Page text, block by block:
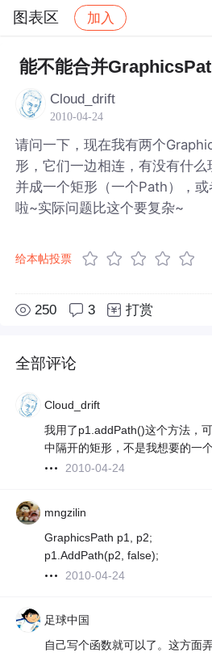
图表区 加入
社区 图表区 帖子详情
能不能合并
Cloud_drift
2010-04-24
请问一下，现在我有两个
形，它们一边相连，有没有什
并成一个矩形（一个Path），
啦~实际问题比这个要复杂~
给本帖投票
250 3 打赏
全部评论
Cloud_drift
我用了p1.addPath()这个方法，
中隔开的矩形，不是我想要的一
2010-04-24
mngzilin
GraphicsPath p1, p2;
p1.AddPath(p2, false);
2010-04-24
足球中国
自己写个函数就可以了。这方面